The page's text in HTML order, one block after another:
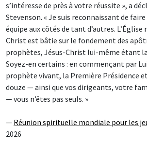
s’intéresse de près à votre réussite », a
Stevenson. « Je suis reconnaissant de
équipe aux côtés de tant d’autres. L’Église
Christ est bâtie sur le fondement des
prophètes, Jésus-Christ lui-même étant
Soyez-en certains : en commençant par
prophète vivant, la Première Présidence
douze — ainsi que vos dirigeants, votre
— vous n’êtes pas seuls. »
— Réunion spirituelle mondiale pour les
2026